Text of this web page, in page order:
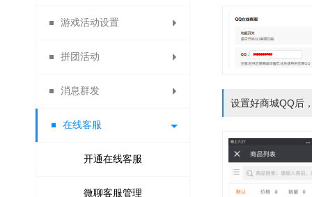
传播宝
订货商推荐奖审核
订货商业绩奖
订货商业绩奖励
订货商管理奖
供应商提现申请
拼团退款申请
资金监控日志
调整佣金日志
试用活动设置
周期购
满额包邮
满减优惠
搭配套餐
打包一口价
微夺宝管理
微助力管理
微现场
生日营销
抢红包拉粉丝
X+1链动分销
扫码送优惠券设置
关注送优惠券
分享送优惠券
购物送优惠券
购物分享得优惠券
积分抵现
消费送积分
关注送积分
分享送积分
评价送积分
积分兑换商品
虚拟币比例
虚拟币抵现
充值优惠
充值送积分
充值送优惠券
充值升等级
充值成为分销商
购物卡管理
游戏活动设置
幸运大转盘
疯狂砸金蛋
好运翻翻看
骰子大王
拼团活动
拼团活动管理
消息群发
微信群发
短信群发
站内信
在线客服
开通在线客服
微聊客服管理
设置好商城QQ后